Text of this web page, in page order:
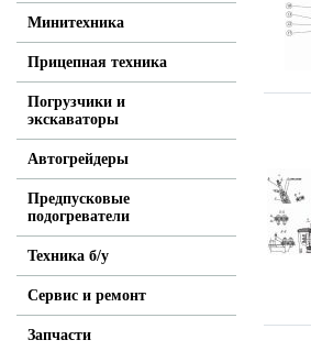
Минитехника
Прицепная техника
Погрузчики и
экскаваторы
Автогрейдеры
Предпусковые
подогреватели
Техника б/у
Сервис и ремонт
Запчасти